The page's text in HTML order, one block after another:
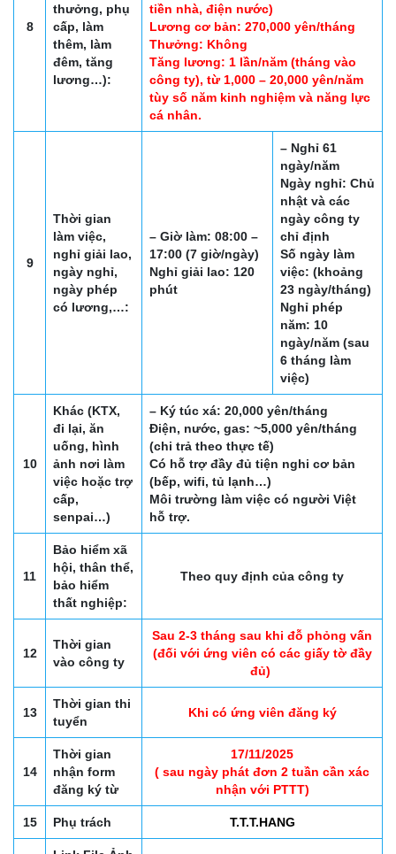
8
thưởng, phụ
cấp, làm
thêm, làm
đêm, tăng
lương…):
tiền nhà, điện nước)
Lương cơ bản: 270,000 yên/tháng
Thưởng: Không
Tăng lương: 1 lần/năm (tháng vào
công ty), từ 1,000 – 20,000 yên/năm
tùy số năm kinh nghiệm và năng lực
cá nhân.
9
Thời gian
làm việc,
nghỉ giải lao,
ngày nghỉ,
ngày phép
có lương,…:
– Giờ làm: 08:00 –
17:00 (7 giờ/ngày)
Nghỉ giải lao: 120
phút
– Nghỉ 61
ngày/năm
Ngày nghỉ: Chủ
nhật và các
ngày công ty
chỉ định
Số ngày làm
việc: (khoảng
23 ngày/tháng)
Nghỉ phép
năm: 10
ngày/năm (sau
6 tháng làm
việc)
10
Khác (KTX,
đi lại, ăn
uống, hình
ảnh nơi làm
việc hoặc trợ
cấp,
senpai…)
– Ký túc xá: 20,000 yên/tháng
Điện, nước, gas: ~5,000 yên/tháng
(chi trả theo thực tế)
Có hỗ trợ đầy đủ tiện nghi cơ bản
(bếp, wifi, tủ lạnh…)
Môi trường làm việc có người Việt
hỗ trợ.
11
Bảo hiểm xã
hội, thân thể,
bảo hiểm
thất nghiệp:
Theo quy định của công ty
12
Thời gian
vào công ty
Sau 2-3 tháng sau khi đỗ phỏng vấn
(đối với ứng viên có các giấy tờ đầy
đủ)
13
Thời gian thi
tuyển
Khi có ứng viên đăng ký
14
Thời gian
nhận form
đăng ký từ
17/11/2025
( sau ngày phát đơn 2 tuần cần xác
nhận với PTTT)
15 Phụ trách T.T.T.HANG